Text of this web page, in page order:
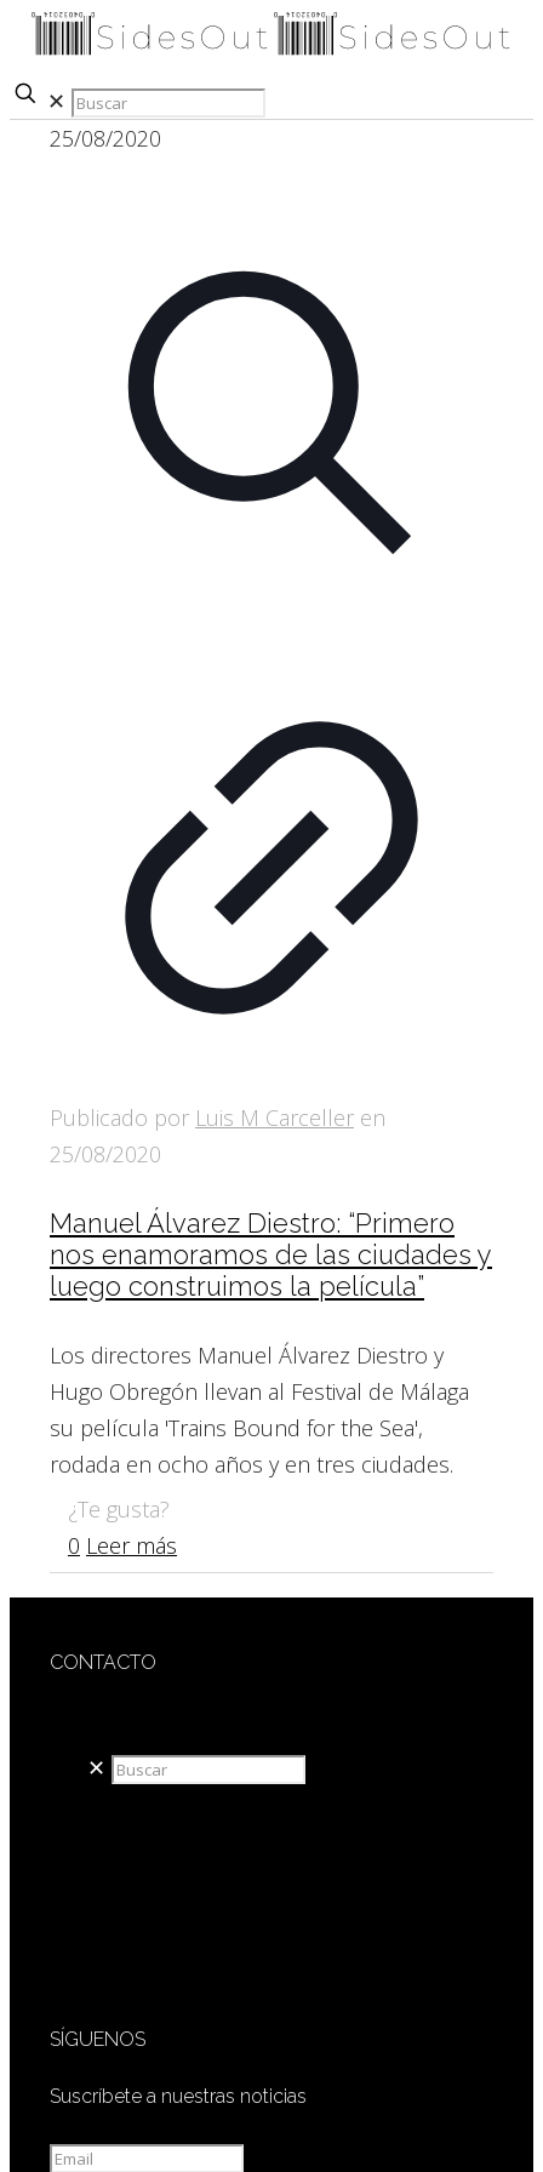
✕
25/08/2020
Publicado por Luis M Carceller en
25/08/2020
Manuel Álvarez Diestro: “Primero
nos enamoramos de las ciudades y
luego construimos la película”
Los directores Manuel Álvarez Diestro y
Hugo Obregón llevan al Festival de Málaga
su película 'Trains Bound for the Sea',
rodada en ocho años y en tres ciudades.
¿Te gusta?
0 Leer más
CONTACTO
✕
SÍGUENOS
Suscríbete a nuestras noticias